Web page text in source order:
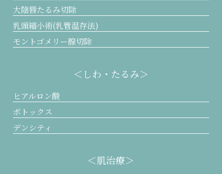
大陰唇たるみ切除
乳頭縮小術(乳管温存法)
モントゴメリー腺切除
＜しわ・たるみ＞
ヒアルロン酸
ボトックス
デンシティ
＜肌治療＞